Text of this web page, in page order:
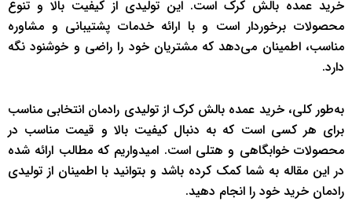
خرید عمده بالش کرک است. این تولیدی از کیفیت بالا و تنوع
محصولات برخوردار است و با ارائه خدمات پشتیبانی و مشاوره
مناسب، اطمینان می‌دهد که مشتریان خود را راضی و خوشنود نگه
دارد.
به‌طور کلی، خرید عمده بالش کرک از تولیدی رادمان انتخابی مناسب
برای هر کسی است که به دنبال کیفیت بالا و قیمت مناسب در
محصولات خوابگاهی و هتلی است. امیدواریم که مطالب ارائه شده
در این مقاله به شما کمک کرده باشد و بتوانید با اطمینان از تولیدی
رادمان خرید خود را انجام دهید.